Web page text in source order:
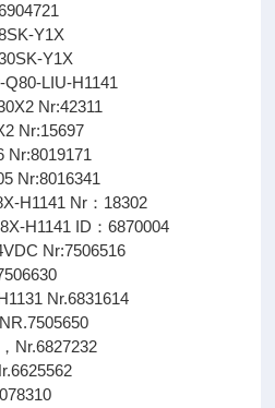
Y1X
Y1X
LIU-H1141
Nr:42311
Nr:15697
Nr:8016341
H1141 Nr：18302
H1141 ID：6870004
Nr:7506516
Nr.6831614
Nr.6827232